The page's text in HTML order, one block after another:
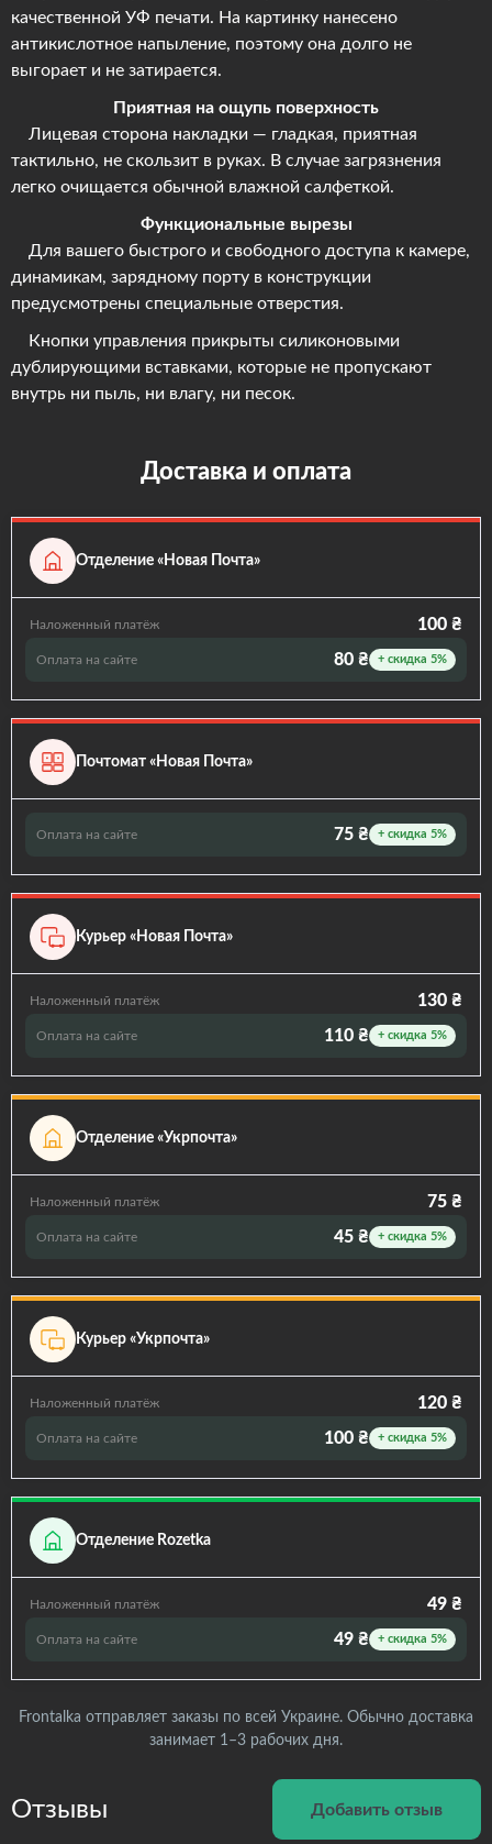
качественной УФ печати. На картинку нанесено
антикислотное напыление, поэтому она долго не
выгорает и не затирается.
Приятная на ощупь поверхность
Лицевая сторона накладки — гладкая, приятная
тактильно, не скользит в руках. В случае загрязнения
легко очищается обычной влажной салфеткой.
Функциональные вырезы
Для вашего быстрого и свободного доступа к камере,
динамикам, зарядному порту в конструкции
предусмотрены специальные отверстия.
Кнопки управления прикрыты силиконовыми
дублирующими вставками, которые не пропускают
внутрь ни пыль, ни влагу, ни песок.
Доставка и оплата
Отделение «Новая Почта»
Наложенный платёж 100 ₴
Оплата на сайте 80 ₴ + скидка 5%
Почтомат «Новая Почта»
Оплата на сайте 75 ₴ + скидка 5%
Курьер «Новая Почта»
Наложенный платёж 130 ₴
Оплата на сайте 110 ₴ + скидка 5%
Отделение «Укрпочта»
Наложенный платёж 75 ₴
Оплата на сайте 45 ₴ + скидка 5%
Курьер «Укрпочта»
Наложенный платёж 120 ₴
Оплата на сайте 100 ₴ + скидка 5%
Отделение Rozetka
Наложенный платёж 49 ₴
Оплата на сайте 49 ₴ + скидка 5%
Frontalka отправляет заказы по всей Украине. Обычно доставка
занимает 1–3 рабочих дня.
Отзывы Добавить отзыв